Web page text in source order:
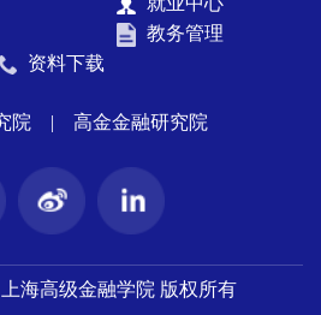
教务管理
资料下载
院 | 高金金融研究院
海高级金融学院 版权所有